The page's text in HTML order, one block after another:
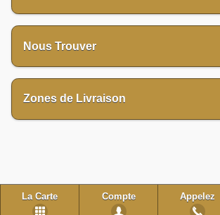
Nous Trouver
Zones de Livraison
La Carte Compte Appelez